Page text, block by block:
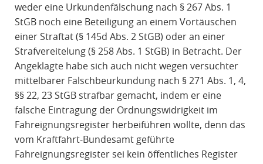
weder eine Urkundenfälschung nach § 267 Abs. 1
StGB noch eine Beteiligung an einem Vortäuschen
einer Straftat (§ 145d Abs. 2 StGB) oder an einer
Strafvereitelung (§ 258 Abs. 1 StGB) in Betracht. Der
Angeklagte habe sich auch nicht wegen versuchter
mittelbarer Falschbeurkundung nach § 271 Abs. 1, 4,
§§ 22, 23 StGB strafbar gemacht, indem er eine
falsche Eintragung der Ordnungswidrigkeit im
Fahreignungsregister herbeiführen wollte, denn das
vom Kraftfahrt-Bundesamt geführte
Fahreignungsregister sei kein öffentliches Register